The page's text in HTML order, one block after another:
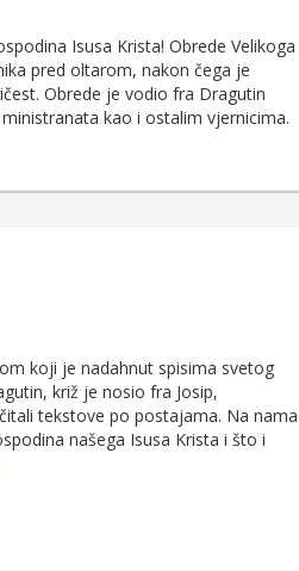
Isusa Krista! Obrede Velikoga
pred oltarom, nakon čega je
Obrede je vodio fra Dragutin
kao i ostalim vjernicima.
koji je nadahnut spisima svetog
križ je nosio fra Josip,
tekstove po postajama. Na nama
našega Isusa Krista i što i